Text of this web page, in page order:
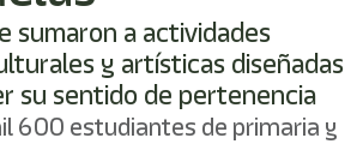
sumaron a actividades
y artísticas diseñadas
su sentido de pertenencia
600 estudiantes de primaria y